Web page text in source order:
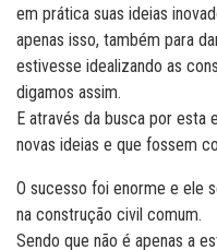
em prática suas ideias
apenas isso, também para
estivesse idealizando as
digamos assim.
E através da busca por esta
novas ideias e que fossem
O sucesso foi enorme e ele
na construção civil comum.
Sendo que não é apenas a